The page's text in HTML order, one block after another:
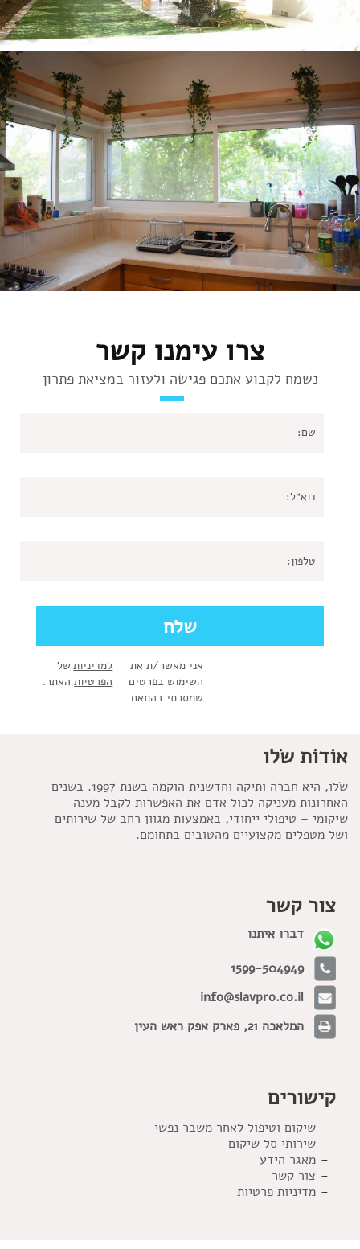
צרו עימנו קשר
נשמח לקבוע אתכם פגישה ולעזור במציאת פתרון
אני מאשר/ת את
השימוש בפרטים
שמסרתי בהתאם
למדיניות
הפרטיות
של
האתר.
אוֹדוֹת שׂלו
שׂלו, היא חברה ותיקה וחדשנית הוקמה בשנת 1997. בשנים
האחרונות מעניקה לכול אדם את האפשרות לקבל מענה
שיקומי – טיפולי ייחודי, באמצעות מגוון רחב של שירותים
ושל מטפלים מקצועיים מהטובים בתחומם.
צור קשר
דברו איתנו
1599-504949
info@slavpro.co.il
המלאכה 21, פארק אפק ראש העין
קישורים
שיקום וטיפול לאחר משבר נפשי
שירותי סל שיקום
מאגר הידע
צור קשר
מדיניות פרטיות